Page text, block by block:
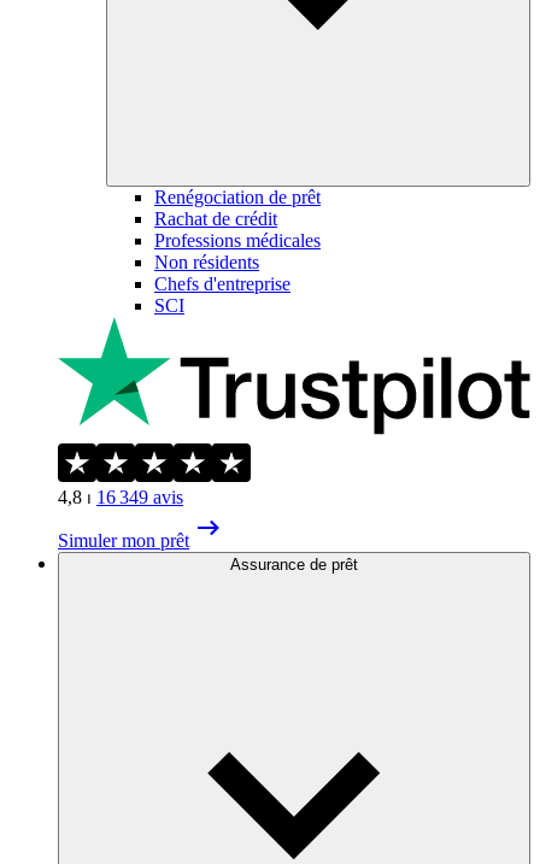
Renégociation de prêt
Rachat de crédit
Professions médicales
Non résidents
Chefs d'entreprise
SCI
4,8 ⏐ 16 349 avis
Simuler mon prêt
Assurance de prêt